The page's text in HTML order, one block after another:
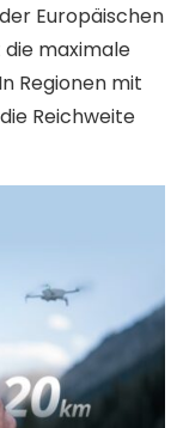
Europäischen
die maximale
Regionen mit
Reichweite